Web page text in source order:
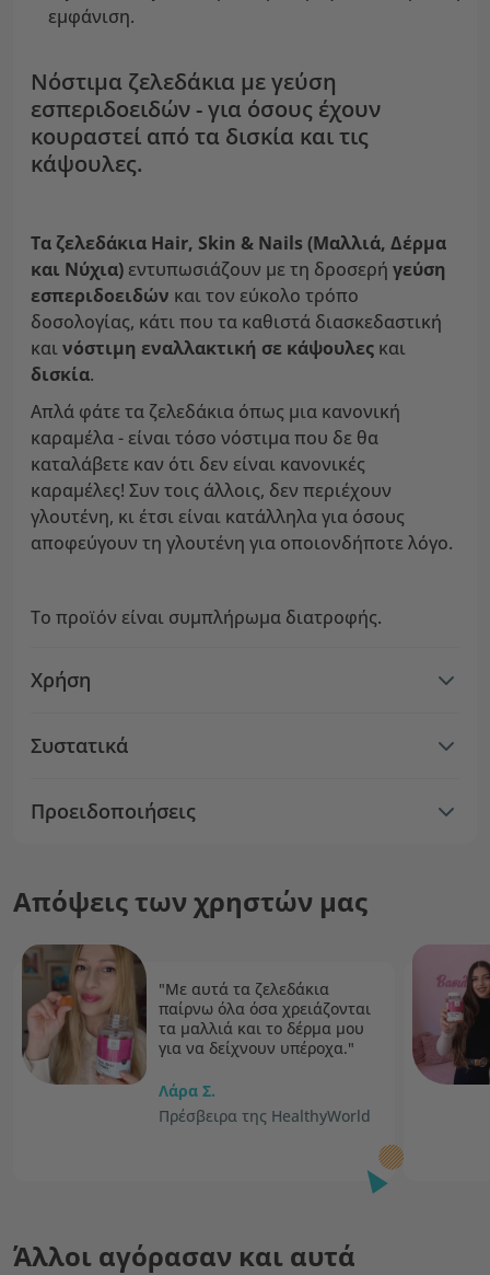
εμφάνιση.
Νόστιμα ζελεδάκια με γεύση
εσπεριδοειδών - για όσους έχουν
κουραστεί από τα δισκία και τις
κάψουλες.
Τα ζελεδάκια Hair, Skin & Nails (Μαλλιά, Δέρμα
και Νύχια) εντυπωσιάζουν με τη δροσερή γεύση
εσπεριδοειδών και τον εύκολο τρόπο
δοσολογίας, κάτι που τα καθιστά διασκεδαστική
καινόστιμη εναλλακτική σε κάψουλες και
δισκία.
Απλά φάτε τα ζελεδάκια όπως μια κανονική
καραμέλα - είναι τόσο νόστιμα που δε θα
καταλάβετε καν ότι δεν είναι κανονικές
καραμέλες! Συν τοις άλλοις, δεν περιέχουν
γλουτένη, κι έτσι είναι κατάλληλα για όσους
αποφεύγουν τη γλουτένη για οποιονδήποτε λόγο.
Το προϊόν είναι συμπλήρωμα διατροφής.
Χρήση
Συστατικά
Προειδοποιήσεις
Απόψεις των χρηστών μας
"Με αυτά τα ζελεδάκια
παίρνω όλα όσα χρειάζονται
τα μαλλιά και το δέρμα μου
για να δείχνουν υπέροχα."
Λάρα Σ.
Πρέσβειρα της HealthyWorld
Άλλοι αγόρασαν και αυτά